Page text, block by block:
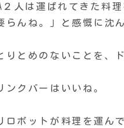
２人は運ばれてきた料
らんね。」と感慨に沈
りとめのないことを、
ンクバーはいいね。
ロボットが料理を運ん